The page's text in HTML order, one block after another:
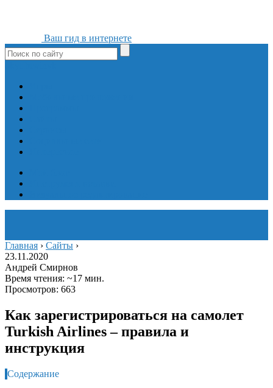
Ваш гид в интернете
Главная › Сайты ›
23.11.2020
Андрей Смирнов
Время чтения: ~17 мин.
Просмотров: 663
Как зарегистрироваться на самолет
Turkish Airlines – правила и
инструкция
Содержание